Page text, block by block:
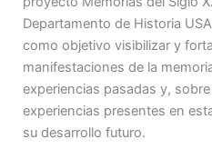
Departamento de Historia
como objetivo visibilizar y
manifestaciones de la
experiencias pasadas y,
experiencias presentes en
su desarrollo futuro.